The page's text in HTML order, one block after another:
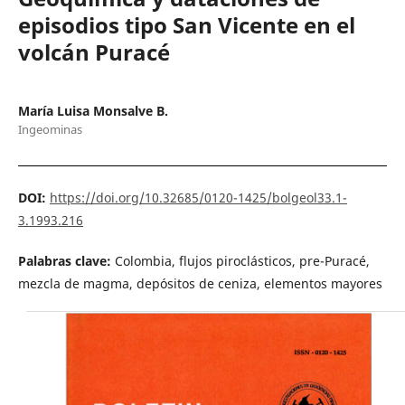
episodios tipo San Vicente en el
volcán Puracé
María Luisa Monsalve B.
Ingeominas
DOI: https://doi.org/10.32685/0120-1425/bolgeol33.1-
3.1993.216
Palabras clave: Colombia, flujos piroclásticos, pre-Puracé,
mezcla de magma, depósitos de ceniza, elementos mayores